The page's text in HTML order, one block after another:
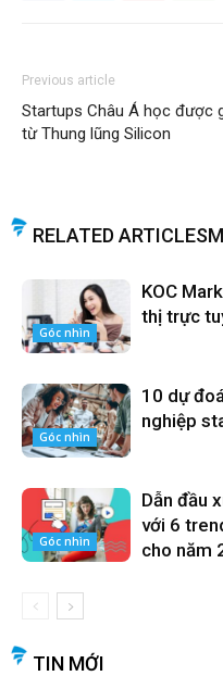
Previous article
Startups Châu Á học được
từ Thung lũng Silicon
RELATED ARTICLES
Góc nhìn
KOC
thị trực
Góc nhìn
10 dự
nghiệp
Góc nhìn
Dẫn đầu
với 6
cho năm
TIN MỚI